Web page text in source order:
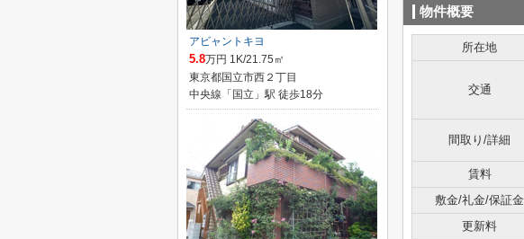
物件概要
所在地
交通
間取り/詳細
賃料
敷金/礼金/保証金
更新料
アビャントキヨ
5.8万円 1K/21.75㎡
東京都国立市西２丁目
中央線「国立」駅 徒歩18分